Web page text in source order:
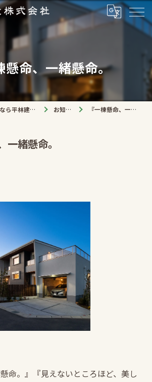
懸命、一緒懸命。
大多喜町の工務店なら平林建設株式会社 お知らせ 『一棟懸命、一緒懸命。
一緒懸命。
命。』『見えないところほど、美し